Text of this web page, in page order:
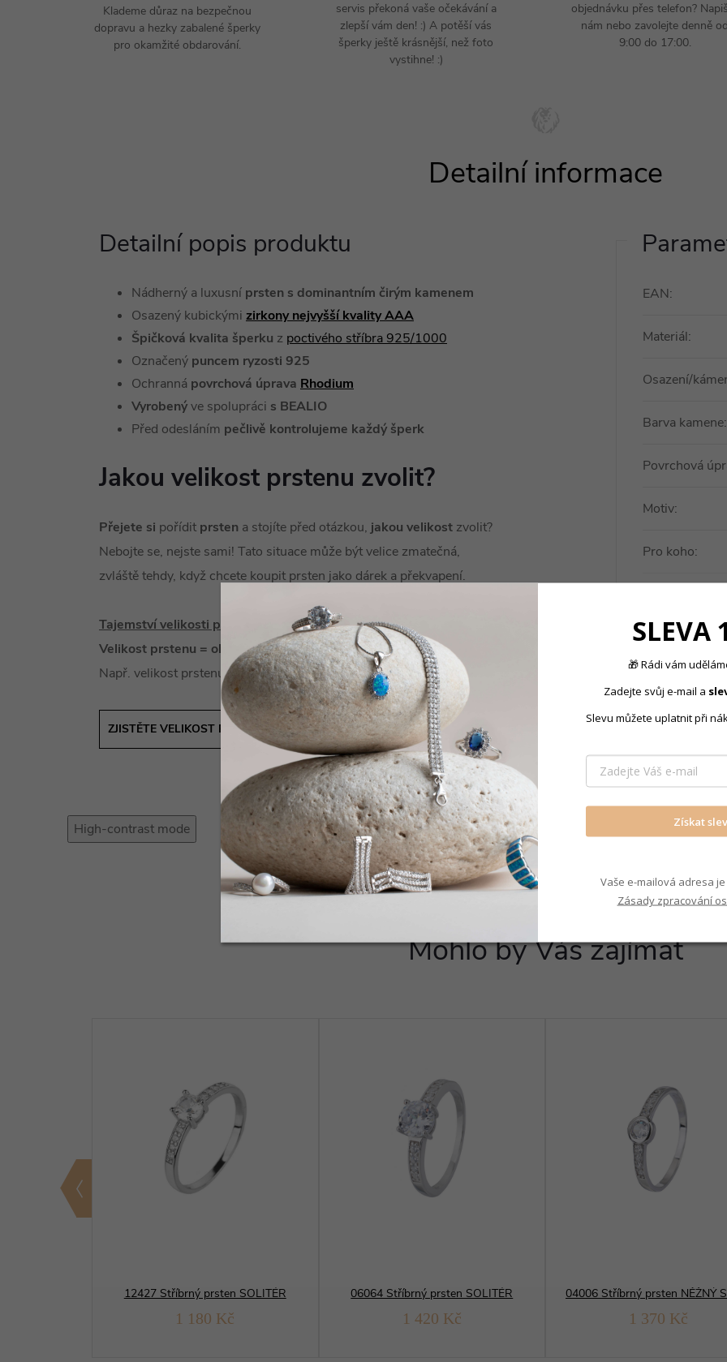
Klademe důraz na bezpečnou
dopravu a hezky zabalené šperky
pro okamžité obdarování.
servis překoná vaše očekávání a
zlepší vám den! :) A potěší vás
šperky ještě krásnější, než foto
vystihne! :)
objednávku přes telefon?
nám nebo zavolejte denně od
9:00 do 17:00.
Detailní popis produktu
Nádherný a luxusní prsten s dominantním čirým kamenem
Osazený kubickými zirkony nejvyšší kvality AAA
Špičková kvalita šperku z poctivého stříbra 925/1000
Označený puncem ryzosti 925
Ochranná povrchová úprava Rhodium
Vyrobenýve spolupráci s BEALIO
Před odesláním pečlivě kontrolujeme každý šperk
Jakou velikost prstenu zvolit?
Přejete si pořídit prsten a stojíte před otázkou, jakou velikost zvolit?
Nebojte se, nejste sami! Tato situace může být velice zmatečná,
zvláště tehdy, když chcete koupit prsten jako dárek a překvapení.
Tajemství velikosti prstenu
je vlastně velice jednoduché:
Velikost prstenu = obvod prstu
Např. velikost prstenu #53 = obvod prstu 53 mm
ZJISTĚTE VELIKOST PRSTENU SNADNO A RYCHLE
EAN:
Materiál:
Osazení/
Barva kamene:
Povrchová
Motiv:
Pro koho:
Produkt
High-contrast mode
Mohlo by Vás zajímat
12427 Stříbrný prsten SOLITÉR
1 180 Kč
06064 Stříbrný prsten SOLITÉR
1 420 Kč 1 370 Kč
SLEVA
🎁 Rádi vám
Zadejte svůj e-mail a
Slevu můžete uplatnit při
Získat
Vaše e-mailová adresa
Zásady zpracování